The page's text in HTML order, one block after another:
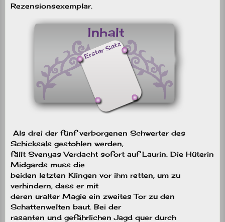
Rezensionsexemplar.
Als drei der fünf verborgenen Schwerter des
Schicksals gestohlen werden,
fällt Svenyas Verdacht sofort auf Laurin. Die Hüterin
Midgards muss die
beiden letzten Klingen vor ihm retten, um zu
verhindern, dass er mit
deren uralter Magie ein zweites Tor zu den
Schattenwelten baut. Bei der
rasanten und gefährlichen Jagd quer durch